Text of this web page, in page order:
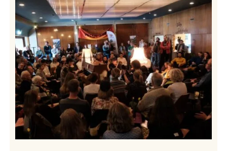
Vossa
Jazz
om
endringar
i
administrasjonen